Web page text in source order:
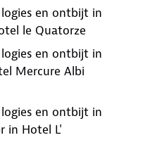
en ontbijt in
le Quatorze
en ontbijt in
Mercure Albi
en ontbijt in
in Hotel L'